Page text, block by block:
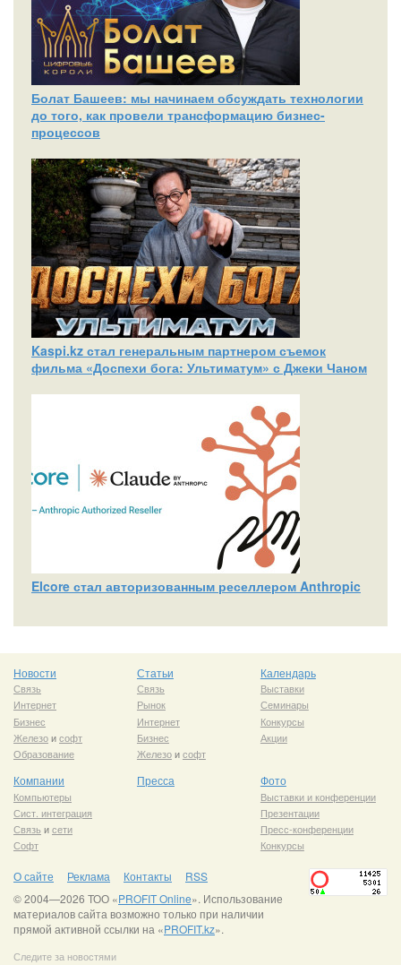
Болат Башеев: мы начинаем обсуждать технологии
до того, как провели трансформацию бизнес-
процессов
Kaspi.kz стал генеральным партнером съемок
фильма «Доспехи бога: Ультиматум» с Джеки Чаном
Elcore стал авторизованным реселлером Anthropic
Новости
Связь
Интернет
Бизнес
Железоисофт
Образование
Статьи
Связь
Рынок
Интернет
Бизнес
Железоисофт
Календарь
Выставки
Семинары
Конкурсы
Акции
Компании
Компьютеры
Сист. интеграция
Связь исети
Софт
Пресса Фото
Выставки и конференции
Презентации
Пресс-конференции
Конкурсы
О сайте Реклама Контакты
RSS
© 2004—2026 ТОО «PROFIT Online». Использование
материалов сайта возможно только при наличии
прямой активной ссылки на «PROFIT.kz».
Следите за новостями